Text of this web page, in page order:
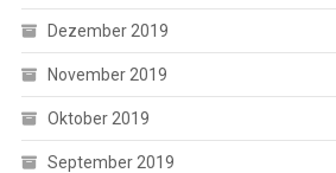
Dezember 2019
November 2019
Oktober 2019
September 2019